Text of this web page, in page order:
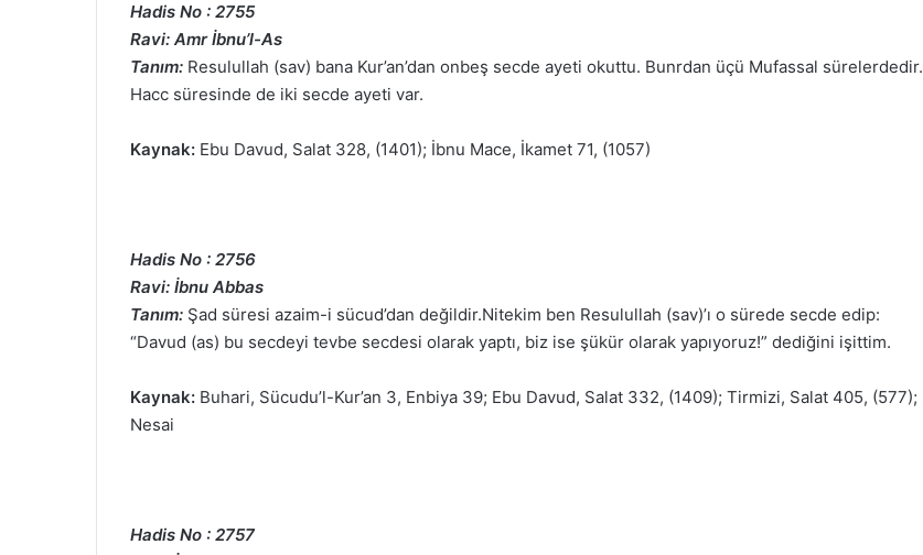
Hadis No : 2755
Ravi: Amr İbnu’l-As
Tanım: Resulullah (sav) bana Kur’an’dan onbeş secde ayeti okuttu. Bunrdan üçü Mufassal sürelerdedir.
Hacc süresinde de iki secde ayeti var.
Kaynak: Ebu Davud, Salat 328, (1401); İbnu Mace, İkamet 71, (1057)
Hadis No : 2756
Ravi: İbnu Abbas
Tanım: Şad süresi azaim-i sücud’dan değildir.Nitekim ben Resulullah (sav)’ı o sürede secde edip:
“Davud (as) bu secdeyi tevbe secdesi olarak yaptı, biz ise şükür olarak yapıyoruz!” dediğini işittim.
Kaynak: Buhari, Sücudu’l-Kur’an 3, Enbiya 39; Ebu Davud, Salat 332, (1409); Tirmizi, Salat 405, (577);
Nesai
Hadis No : 2757